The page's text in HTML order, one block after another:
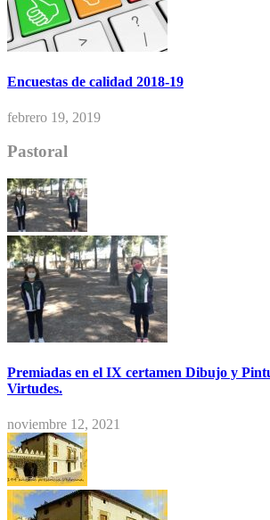
Encuestas de calidad 2018-19
febrero 19, 2019
Pastoral
Premiadas en el IX certamen Dibujo y
Virtudes.
noviembre 12, 2021